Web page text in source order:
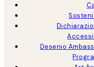
Desenio